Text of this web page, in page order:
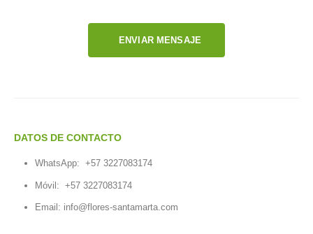
ENVIAR MENSAJE
DATOS DE CONTACTO
WhatsApp: +57 3227083174
Móvil: +57 3227083174
Email: info@flores-santamarta.com